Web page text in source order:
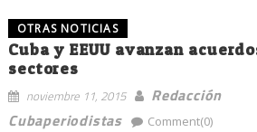
OTRAS NOTICIAS
Cuba y EEUU avanzan
sectores
noviembre 11, 2015
Redacción
Cubaperiodistas
Comment(0)